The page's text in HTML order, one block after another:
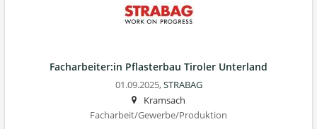
Facharbeiter:in Pflasterbau Tiroler Unterland
01.09.2025,STRABAG
Kramsach
Facharbeit/Gewerbe/Produktion